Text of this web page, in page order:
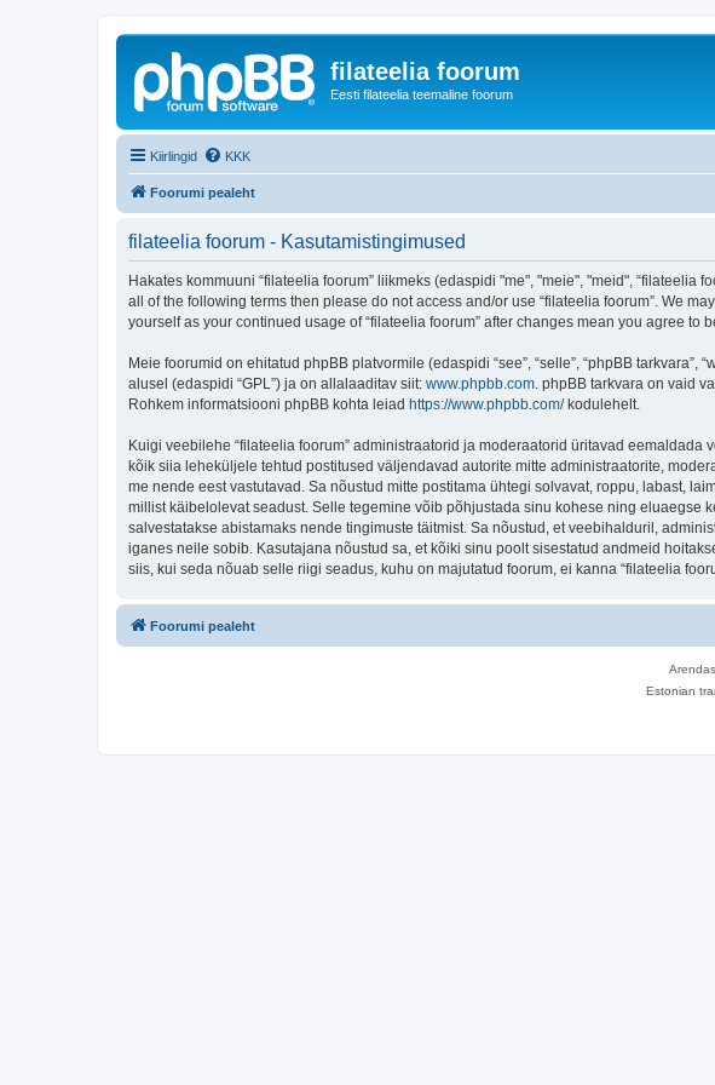
filateelia foorum
Eesti filateelia teemaline foorum
Kiirlingid KKK
Foorumi pealeht
filateelia foorum - Kasutamistingimused
Hakates kommuuni “filateelia foorum” liikmeks (edaspidi "me", "meie", "meid", “filateelia
all of the following terms then please do not access and/or use “filateelia foorum”. We
yourself as your continued usage of “filateelia foorum” after changes mean you agree to
Meie foorumid on ehitatud phpBB platvormile (edaspidi “see”, “selle”, “phpBB tarkvara”,
alusel (edaspidi “GPL”) ja on allalaaditav siit: www.phpbb.com . phpBB tarkvara on vaid
Rohkem informatsiooni phpBB kohta leiad https://www.phpbb.com/kodulehelt.
Kuigi veebilehe “filateelia foorum” administraatorid ja moderaatorid üritavad
kõik siia leheküljele tehtud postitused väljendavad autorite mitte administraatorite,
me nende eest vastutavad. Sa nõustud mitte postitama ühtegi solvavat, roppu, labast,
millist käibelolevat seadust. Selle tegemine võib põhjustada sinu kohese ning
salvestatakse abistamaks nende tingimuste täitmist. Sa nõustud, et veebihalduril,
iganes neile sobib. Kasutajana nõustud sa, et kõiki sinu poolt sisestatud andmeid
siis, kui seda nõuab selle riigi seadus, kuhu on majutatud foorum, ei kanna “filateelia
Foorumi pealeht
Arendas
Estonian